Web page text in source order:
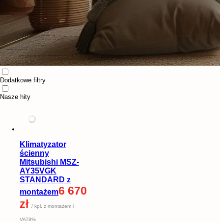
Dodatkowe filtry
Nasze hity
Klimatyzator
ścienny
Mitsubishi MSZ-
AY35VGK
STANDARD z
montażem6 670
zł / kpl. z montażem i
VAT8%